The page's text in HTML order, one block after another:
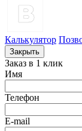
Калькулятор
Закрыть
Заказ в 1 клик
Имя
Телефон
E-mail